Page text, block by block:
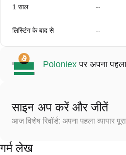
1 साल --
लिस्टिंग के बाद से --
Poloniex पर अपना
साइन अप करें और जीतें
आज विशेष रिवॉर्ड: अपना पहला
गर्म लेख